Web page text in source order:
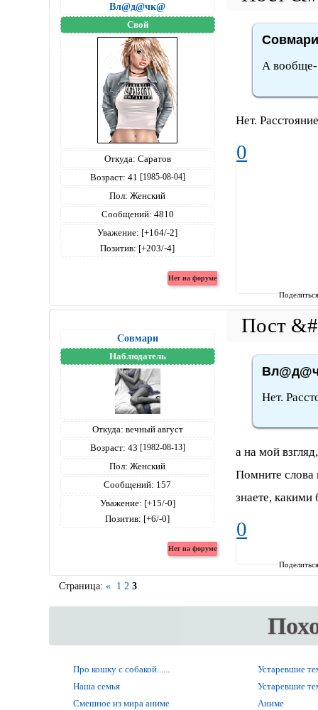
Вл@д@чк@
Свой
Откуда: Саратов
Возраст: 41 [1985-08-04]
Пол: Женский
Сообщений: 4810
Уважение: [+164/-2]
Позитив: [+203/-4]
А вообще-
Нет.
0
Совмари
Наблюдатель
Откуда: вечный август
Возраст: 43 [1982-08-13]
Пол: Женский
Сообщений: 157
Уважение: [+15/-0]
Позитив: [+6/-0]
Нет.
а на мой
Помните слова
знаете,
0
Страница: « 1 2 3
Про кошку с собакой......
Устаревшие
Наша семья
Устаревшие
Смешное из мира аниме
Аниме